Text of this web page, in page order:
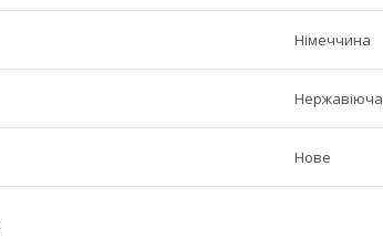
Німеччина
Нержавіюча
Нове